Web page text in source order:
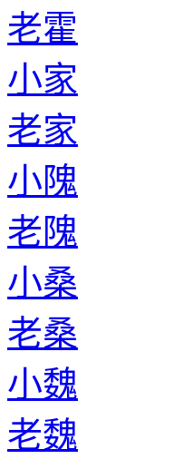
老霍
小家
老家
小隗
老隗
小桑
老桑
小魏
老魏